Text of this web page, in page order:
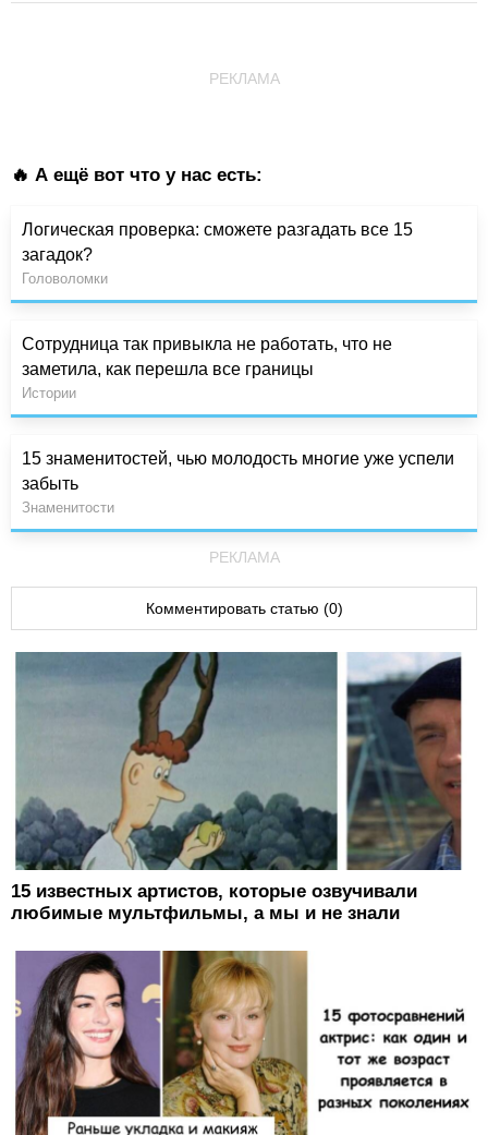
РЕКЛАМА
🔥 А ещё вот что у нас есть:
Логическая проверка: сможете разгадать все 15
загадок?
Головоломки
Сотрудница так привыкла не работать, что не
заметила, как перешла все границы
Истории
15 знаменитостей, чью молодость многие уже успели
забыть
Знаменитости
РЕКЛАМА
Комментировать статью (0)
15 известных артистов, которые озвучивали
любимые мультфильмы, а мы и не знали